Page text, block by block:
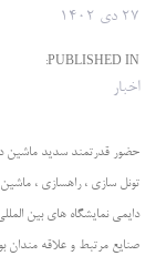
27 دی 1402
PUBLISHED IN:
اخبار
حضور قدرتمند سدید ماشین
دایمی نمایشگاه های بین
صنایع مرتبط و علاقه مندان